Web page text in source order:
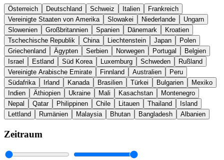
Österreich Deutschland Schweiz Italien
Frankreich
Vereinigte Staaten von Amerika
Slowakei Niederlande
Ungarn
Slowenien
Großbritannien Spanien Dänemark
Kroatien
Tschechische Republik
China Liechtenstein Japan
Polen
Griechenland
Ägypten Serbien Norwegen Portugal
Belgien
Israel
Estland Süd Korea Luxemburg Schweden
Rußland
Vereinigte Arabische Emirate
Finnland Australien
Peru
Südafrika
Irland Kanada Brasilien Türkei Bulgarien
Mexiko
Indien
Äthiopien Ukraine Mali Kasachstan
Montenegro
Nepal
Qatar Philippinen Chile Litauen Thailand
Island
Lettland
Rumänien Malaysia Bhutan Bangladesh Albanien
Zeitraum